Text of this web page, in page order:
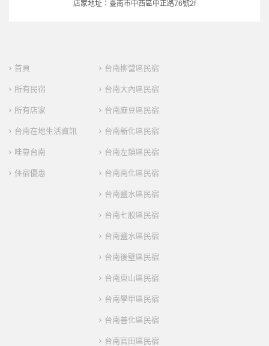
店家地址：臺南市中西區中正路76號2f
首頁
所有民宿
所有店家
台南在地生活資訊
哇靠台南
住宿優惠
台南柳營區民宿
台南大內區民宿
台南麻豆區民宿
台南新化區民宿
台南左鎮區民宿
台南南化區民宿
台南鹽水區民宿
台南七股區民宿
台南鹽水區民宿
台南後壁區民宿
台南東山區民宿
台南學甲區民宿
台南善化區民宿
台南官田區民宿